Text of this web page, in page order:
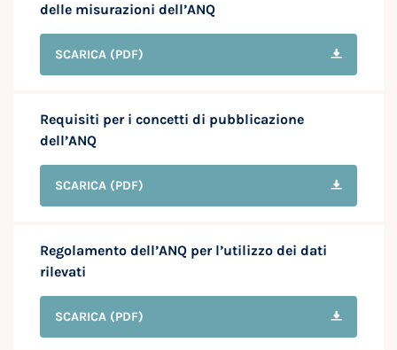
delle misurazioni dell’ANQ
SCARICA (PDF)
Requisiti per i concetti di pubblicazione
dell’ANQ
SCARICA (PDF)
Regolamento dell’ANQ per l’utilizzo dei dati
rilevati
SCARICA (PDF)